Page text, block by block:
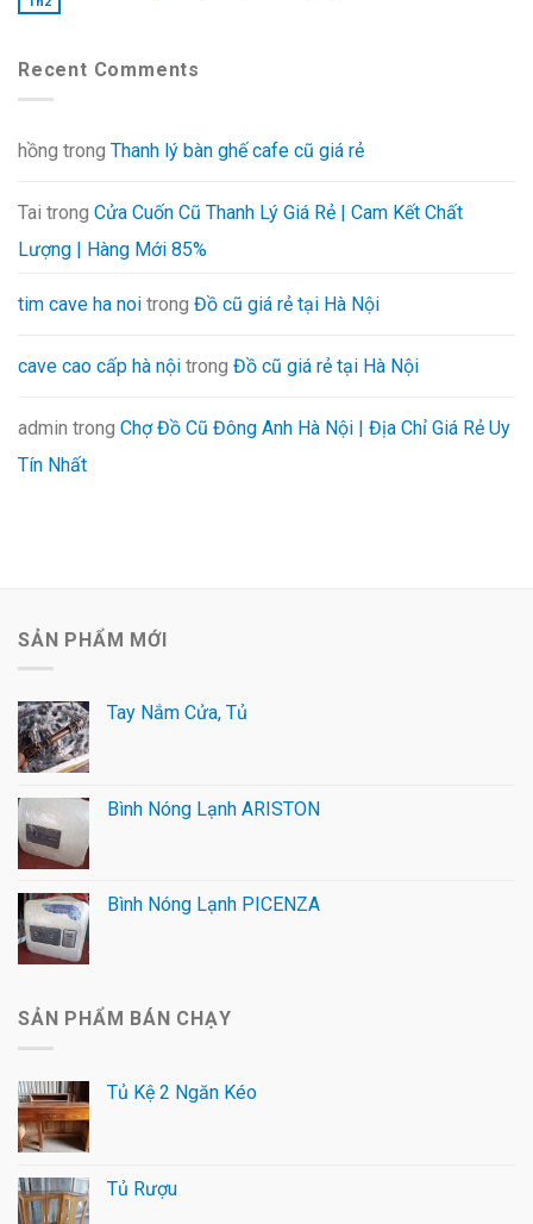
Recent Comments
hồng trong Thanh lý bàn ghế cafe cũ giá rẻ
Tai trong Cửa Cuốn Cũ Thanh Lý Giá Rẻ | Cam Kết Chất
Lượng | Hàng Mới 85%
tim cave ha noi trong Đồ cũ giá rẻ tại Hà Nội
cave cao cấp hà nội trong Đồ cũ giá rẻ tại Hà Nội
admin trong Chợ Đồ Cũ Đông Anh Hà Nội | Địa Chỉ Giá Rẻ Uy
Tín Nhất
SẢN PHẨM MỚI
Tay Nắm Cửa, Tủ
Bình Nóng Lạnh ARISTON
Bình Nóng Lạnh PICENZA
SẢN PHẨM BÁN CHẠY
Tủ Kệ 2 Ngăn Kéo
Tủ Rượu